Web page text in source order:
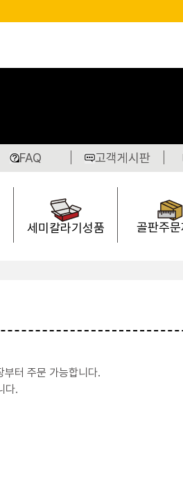
FAQ 고객게시판
세미칼라기성품 골판주
터 주문 가능합니다.
다.